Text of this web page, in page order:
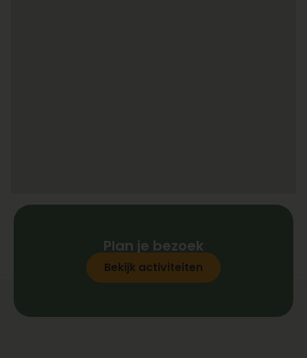
Plan je bezoek
Bekijk activiteiten